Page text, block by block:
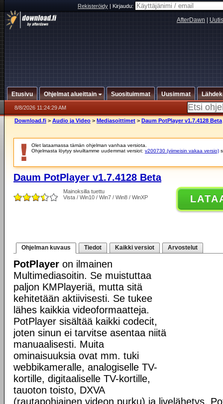
Rekisteröidy|Kirjaudu:
AfterDawn
Etusivu Ohjelmat alueittain Suosituimmat Uusimmat
8/8/2026 11:24:29 AM
Download.fi > Audio ja Video > Mediasoittimet > Daum PotPlayer v1.7.4128 Beta
Olet lataamassa tämän ohjelman vanhaa versiota.
Ohjelmasta löytyy sivuiltamme uudemmat versiot: v200730 (viimeisin vakaa versio)
Daum PotPlayer v1.7.4128 Beta
Mainoksilla tuettu
Vista / Win10 / Win7 / Win8 / WinXP
Ohjelman kuvaus Tiedot Kaikki versiot Arvostelut
PotPlayer on ilmainen
Multimediasoitin. Se muistuttaa
paljon KMPlayeriä, mutta sitä
kehitetään aktiivisesti. Se tukee
lähes kaikkia videoformaatteja.
PotPlayer sisältää kaikki codecit,
joten sinun ei tarvitse asentaa niitä
manuaalisesti. Muita
ominaisuuksia ovat mm. tuki
webbikameralle, analogiselle TV-
kortille, digitaaliselle TV-kortille,
tauoton toisto, DXVA
(rautapohjainen videon purku) ja livelähetys.